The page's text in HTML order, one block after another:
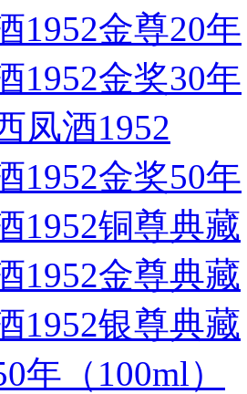
1952金尊20年
1952金奖30年
凤酒1952
1952金奖50年
1952铜尊典藏
1952金尊典藏
1952银尊典藏
年（100ml）